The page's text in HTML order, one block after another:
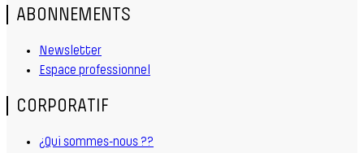
ABONNEMENTS
Newsletter
Espace professionnel
CORPORATIF
¿Qui sommes-nous ??